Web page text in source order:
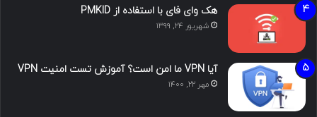
هک وای فای با استفاده از PMKID
شهریور ۲۴, ۱۳۹۹
آیا VPN ما امن است؟ آموزش تست امنیت VPN
مهر ۲۲, ۱۴۰۰